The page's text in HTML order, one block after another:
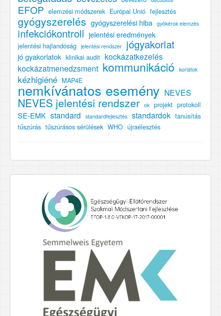
EFOP elemzési módszerek Európai Unió fejlesztés
gyógyszerelés gyógyszerelési hiba gyökérok elemzés
infekciókontroll jelentési eredmények
jelentési hajlandóság jelentési rendszer jógyakorlat
jó gyakorlatok klinikai audit kockázatkezelés
kockázatmenedzsment kommunikáció korlátok
kézhigiéné MAP4E
nemkívánatos esemény NEVES
NEVES jelentési rendszer ok projekt protokoll
SE-EMK standard standardfejlesztés standardok tanúsítás
tűszúrás tűszúrásos sérülések WHO újraélesztés